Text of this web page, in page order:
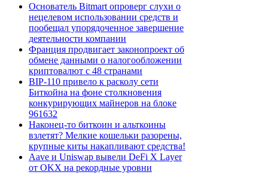
Основатель Bitmart опроверг слухи о
нецелевом использовании средств и
пообещал упорядоченное завершение
деятельности компании
Франция продвигает законопроект об
обмене данными о налогообложении
криптовалют с 48 странами
BIP-110 привело к расколу сети
Биткойна на фоне столкновения
конкурирующих майнеров на блоке
961632
Наконец-то биткоин и альткоины
взлетят? Мелкие кошельки разорены,
крупные киты накапливают средства!
Aave и Uniswap вывели DeFi X Layer
от OKX на рекордные уровни